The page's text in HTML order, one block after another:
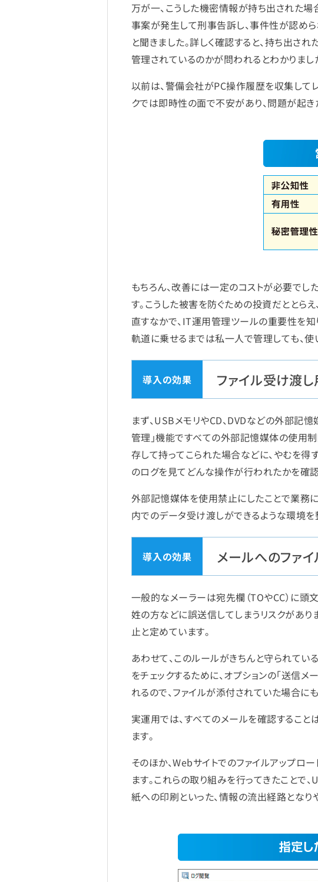
万が一、こうした機密情報が持ち出された場
事案が発生して刑事告訴し、事件性が認め
と聞きました。詳しく確認すると、持ち出さ
管理されているのかが問われるとわかりまし
以前は、警備会社がPC操作履歴を収集して
クでは即時性の面で不安があり、問題が起き
もちろん、改善には一定のコストが必要で
す。こうした被害を防ぐための投資だととら
直すなかで、IT運用管理ツールの重要性を知
軌道に乗せるまでは私一人で管理しても、使
ファイル受け渡
まず、USBメモリやCD、DVDなどの外部記
管理」機能ですべての外部記憶媒体の使用
存して持ってこられた場合などに、やむを得
のログを見てどんな操作が行われたかを確認
外部記憶媒体を使用禁止にしたことで業務
内でのデータ受け渡しができるような環境を
メールへのファ
一般的なメーラーは宛先欄（TOやCC）に頭
姓の方などに誤送信してしまうリスクがあり
止と定めています。
あわせて、このルールがきちんと守られて
をチェックするために、オプションの「送信
れるので、ファイルが添付されていた場合に
実運用では、すべてのメールを確認すること
ます。
そのほか、Webサイトでのファイルアップロ
ます。これらの取り組みを行ってきたことで
紙への印刷といった、情報の流出経路となり